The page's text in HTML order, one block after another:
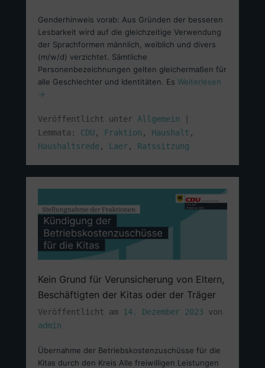
Genderhinweis vorab: Aus Gründen der besseren
Lesbarkeit wird auf die gleichzeitige Verwendung
der Sprachformen männlich, weiblich und divers
(m/w/d) verzichtet. Sämtliche
Personenbezeichnungen gelten gleichermaßen für
alle Geschlechter und Identitäten. Es Weiterlesen
→
Veröffentlicht unter Allgemein
Lemmata: CDU , Fraktion , Haushalt ,
Haushaltsrede , Laer , Ratssitzung
Kein Grund für Verunsicherung von Eltern,
Beschäftigten der Kitas oder der Träger
Veröffentlicht am 14. Dezember 2023 von
admin
Übernahme der Betriebskostenzuschüsse für die
Kitas durch den Kreis Alle freiwilligen Leistungen